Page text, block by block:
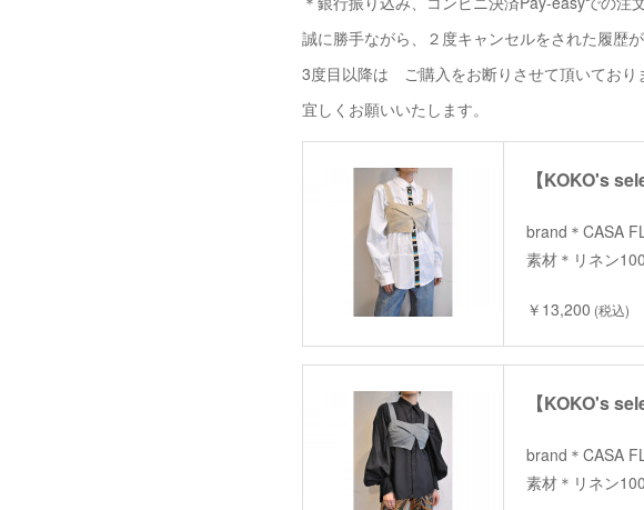
誠に勝手ながら、２度キャンセルをされた履歴
3度目以降は ご購入をお断りさせて頂いており
宜しくお願いいたします。
brand＊CASA
素材＊リネン
￥13,200 (税込)
brand＊CASA
素材＊リネン